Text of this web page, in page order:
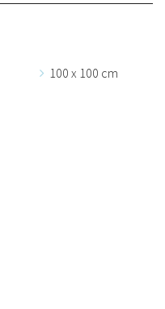
100 x 100 cm